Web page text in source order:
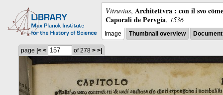
Vitruvius, Architettvra : con il svo
Caporali de Pervgia, 1536
Image Thumbnail overview
page |< < of 278 > >|